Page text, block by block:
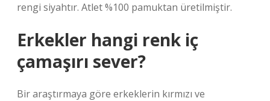
rengi siyahtır. Atlet %100 pamuktan üretilmiştir.
Erkekler hangi renk iç
çamaşırı sever?
Bir araştırmaya göre erkeklerin kırmızı ve